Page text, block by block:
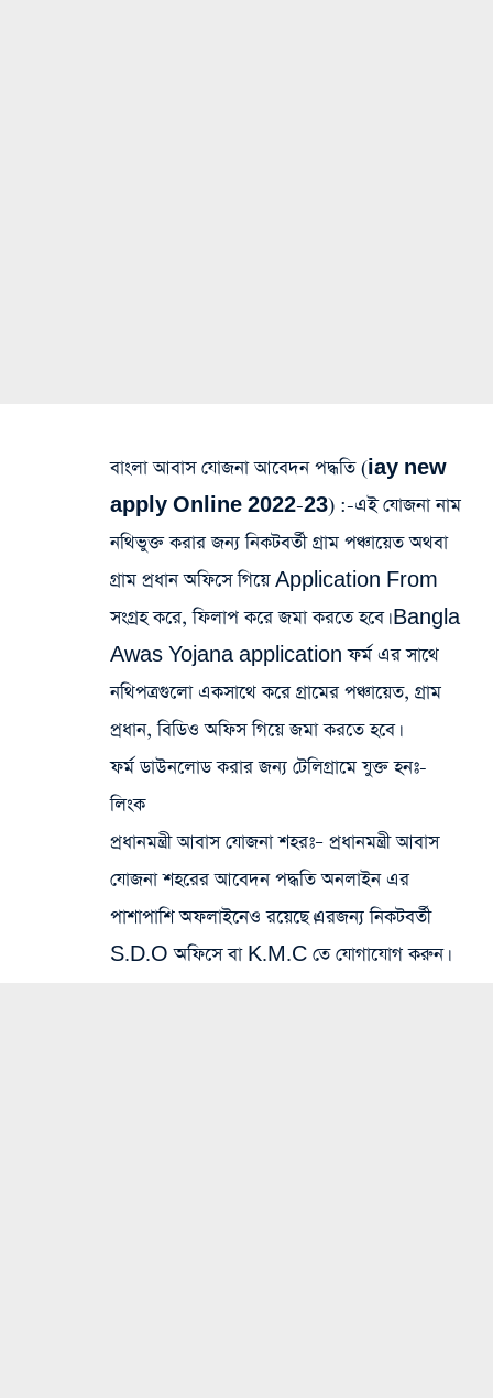
বাংলা আবাস যোজনা আবেদন পদ্ধতি (iay new
apply Online 2022-23) :-এই যোজনা নাম
নথিভুক্ত করার জন্য নিকটবর্তী গ্রাম পঞ্চায়েত অথবা
গ্রাম প্রধান অফিসে গিয়ে Application From
সংগ্রহ করে, ফিলাপ করে জমা করতে হবে। Bangla
Awas Yojana application ফর্ম এর সাথে
নথিপত্রগুলো একসাথে করে গ্রামের পঞ্চায়েত, গ্রাম
প্রধান, বিডিও অফিস গিয়ে জমা করতে হবে।
ফর্ম ডাউনলোড করার জন্য টেলিগ্রামে যুক্ত হনঃ-
লিংক
প্রধানমন্ত্রী আবাস যোজনা শহরঃ– প্রধানমন্ত্রী আবাস
যোজনা শহরের আবেদন পদ্ধতি অনলাইন এর
পাশাপাশি অফলাইনেও রয়েছে।এরজন্য নিকটবর্তী
S.D.O অফিসে বা K.M.C তে যোগাযোগ করুন।